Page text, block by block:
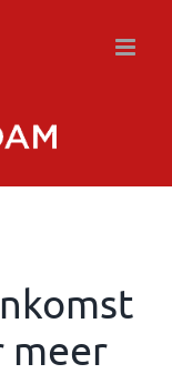
meer